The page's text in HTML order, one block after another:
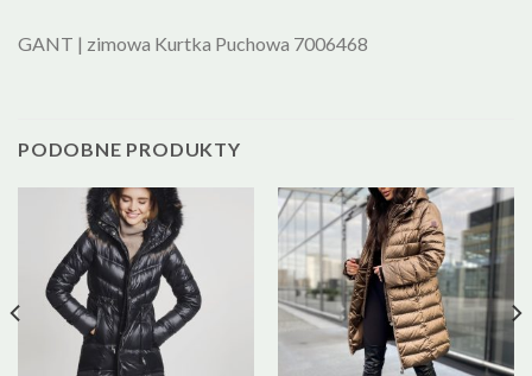
GANT | zimowa Kurtka Puchowa 7006468
PODOBNE PRODUKTY